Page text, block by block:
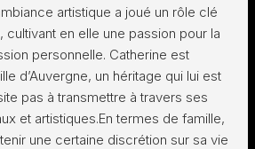
artistique a joué un rôle clé
cultivant en elle une passion pour la
personnelle. Catherine est
d’Auvergne, un héritage qui lui est
pas à transmettre à travers ses
et artistiques.En termes de famille,
une certaine discrétion sur sa vie